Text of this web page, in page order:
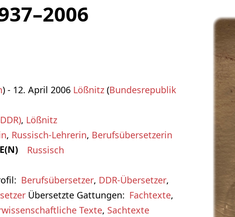
) - 12. April 2006 Lößnitz (Bundesrepublik
, Lößnitz
, Russisch-Lehrerin, Berufsübersetzerin
Russisch
Berufsübersetzer, DDR-Übersetzer,
Übersetzte Gattungen Fachtexte,
Texte, Sachtexte